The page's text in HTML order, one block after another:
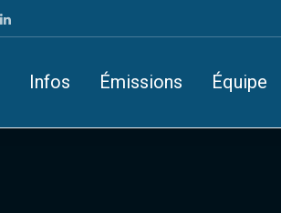
Infos Émissions Équipe